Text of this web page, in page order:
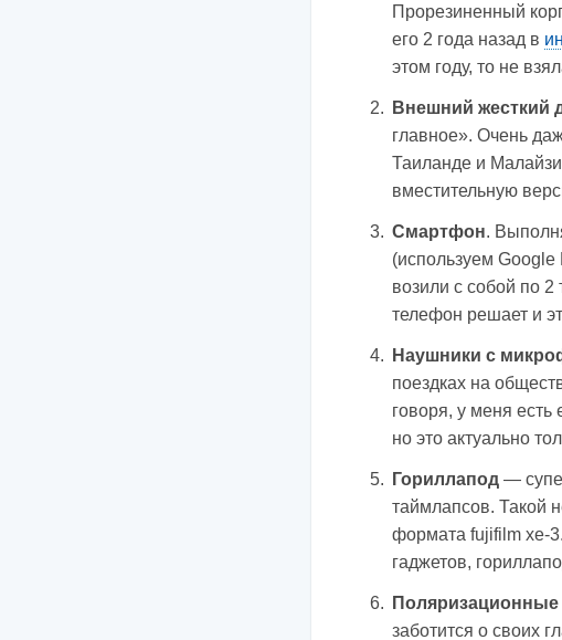
Прорезиненный
его 2 года назад в
этом году, то не
Внешний жесткий
главное». Очень
Таиланде и
вместительную
Смартфон.
(используем
возили с собой по
телефон решает и
Наушники с
поездках на
говоря, у меня
но это актуально
Гориллапод—
таймлапсов. Такой
формата fujifilm xe-3.
гаджетов,
заботится о своих